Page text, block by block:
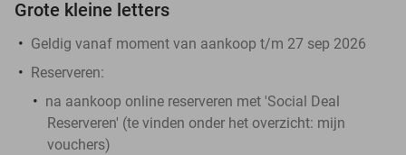
Grote kleine letters
Geldig vanaf moment van aankoop t/m 27 sep 2026
Reserveren:
na aankoop online reserveren met 'Social Deal
Reserveren' (te vinden onder het overzicht: mijn
vouchers)